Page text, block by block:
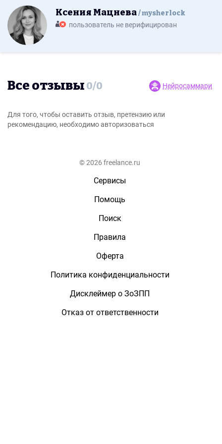
Ксения Мацнева mysherlock
пользователь не верифицирован
Все отзывы 0/0 Нейросаммари
Для того, чтобы оставить отзыв, претензию или
рекомендацию, необходимо авторизоваться
© 2026 freelance.ru
Сервисы
Помощь
Поиск
Правила
Оферта
Политика конфиденциальности
Дисклеймер о ЗоЗПП
Отказ от ответственности